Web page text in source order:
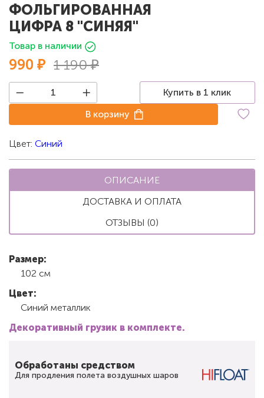
ФОЛЬГИРОВАННАЯ
ЦИФРА 8 "СИНЯЯ"
Товар в наличии
990 ₽ 1 190 ₽
Купить в 1 клик
В корзину
Цвет: Синий
ОПИСАНИЕ
ДОСТАВКА И ОПЛАТА
ОТЗЫВЫ (0)
Размер:
102 см
Цвет:
Синий металлик
Декоративный грузик в комплекте.
Обработаны средством
Для продления полета воздушных шаров